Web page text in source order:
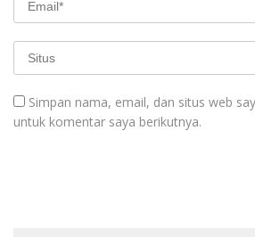
Simpan nama, email, dan situs web
untuk komentar saya berikutnya.